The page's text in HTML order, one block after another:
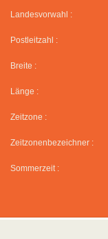
Landesvorwahl :
Postleitzahl :
Breite :
Länge :
Zeitzone :
Zeitzonenbezeichner :
Sommerzeit :